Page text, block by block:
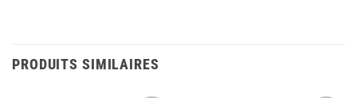
PRODUITS SIMILAIRES